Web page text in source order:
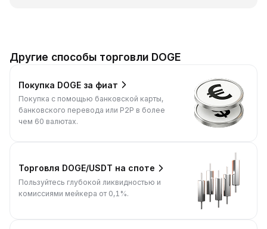
Другие способы торговли DOGE
Покупка DOGE за фиат
Покупка с помощью банковской карты,
банковского перевода или P2P в более
чем 60 валютах.
Торговля DOGE/USDT на споте
Пользуйтесь глубокой ликвидностью и
комиссиями мейкера от 0,1%.